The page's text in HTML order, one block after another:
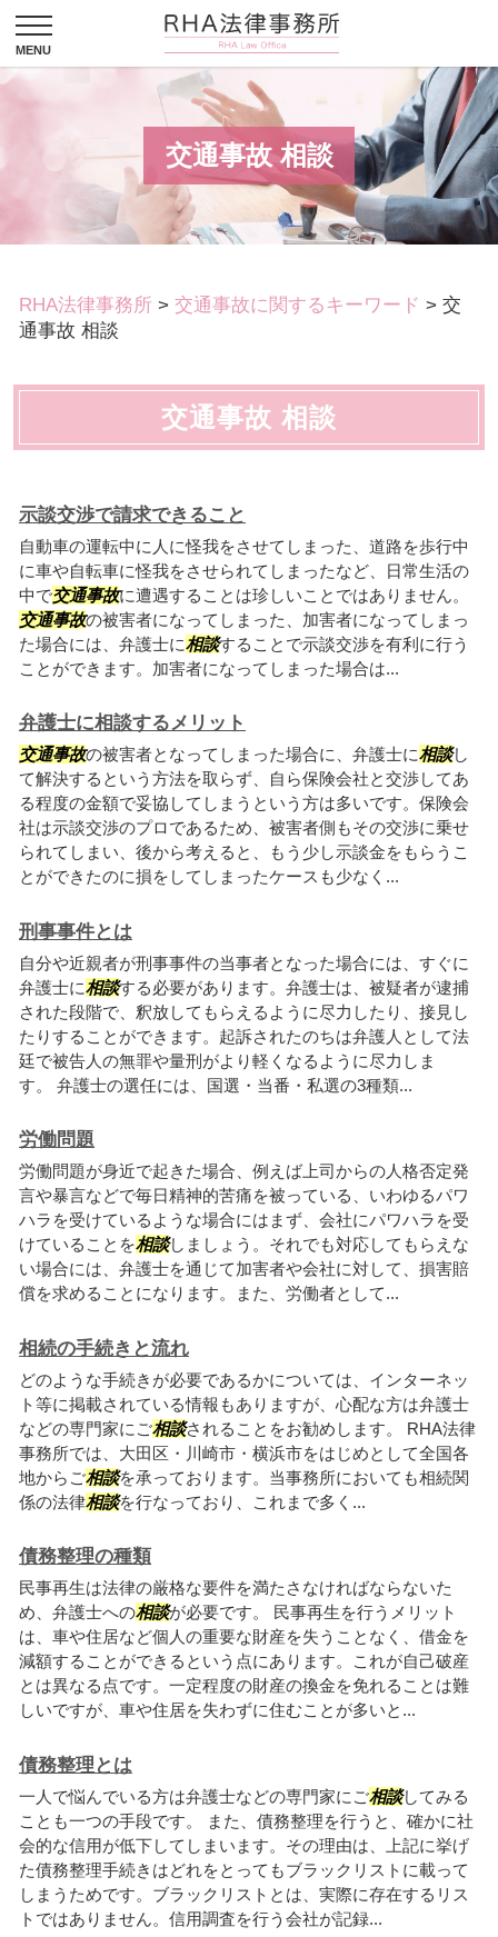
交通事故 相談
RHA法律事務所 > 交通事故に関するキーワード > 交
通事故 相談
交通事故 相談
示談交渉で請求できること
自動車の運転中に人に怪我をさせてしまった、道路を歩行中
に車や自転車に怪我をさせられてしまったなど、日常生活の
中で交通事故に遭遇することは珍しいことではありません。
交通事故の被害者になってしまった、加害者になってしまっ
た場合には、弁護士に相談することで示談交渉を有利に行う
ことができます。加害者になってしまった場合は...
弁護士に相談するメリット
交通事故の被害者となってしまった場合に、弁護士に相談し
て解決するという方法を取らず、自ら保険会社と交渉してあ
る程度の金額で妥協してしまうという方は多いです。保険会
社は示談交渉のプロであるため、被害者側もその交渉に乗せ
られてしまい、後から考えると、もう少し示談金をもらうこ
とができたのに損をしてしまったケースも少なく...
刑事事件とは
自分や近親者が刑事事件の当事者となった場合には、すぐに
弁護士に相談する必要があります。弁護士は、被疑者が逮捕
された段階で、釈放してもらえるように尽力したり、接見し
たりすることができます。起訴されたのちは弁護人として法
廷で被告人の無罪や量刑がより軽くなるように尽力しま
す。 弁護士の選任には、国選・当番・私選の3種類...
労働問題
労働問題が身近で起きた場合、例えば上司からの人格否定発
言や暴言などで毎日精神的苦痛を被っている、いわゆるパワ
ハラを受けているような場合にはまず、会社にパワハラを受
けていることを相談しましょう。それでも対応してもらえな
い場合には、弁護士を通じて加害者や会社に対して、損害賠
償を求めることになります。また、労働者として...
相続の手続きと流れ
どのような手続きが必要であるかについては、インターネッ
ト等に掲載されている情報もありますが、心配な方は弁護士
などの専門家にご相談されることをお勧めします。 RHA法律
事務所では、大田区・川崎市・横浜市をはじめとして全国各
地からご相談を承っております。当事務所においても相続関
係の法律相談を行なっており、これまで多く...
債務整理の種類
民事再生は法律の厳格な要件を満たさなければならないた
め、弁護士への相談が必要です。 民事再生を行うメリット
は、車や住居など個人の重要な財産を失うことなく、借金を
減額することができるという点にあります。これが自己破産
とは異なる点です。一定程度の財産の換金を免れることは難
しいですが、車や住居を失わずに住むことが多いと...
債務整理とは
一人で悩んでいる方は弁護士などの専門家にご相談してみる
ことも一つの手段です。 また、債務整理を行うと、確かに社
会的な信用が低下してしまいます。その理由は、上記に挙げ
た債務整理手続きはどれをとってもブラックリストに載って
しまうためです。ブラックリストとは、実際に存在するリス
トではありません。信用調査を行う会社が記録...